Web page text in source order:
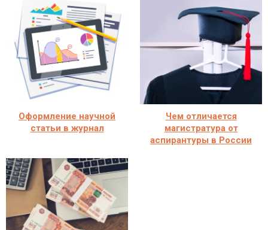
Оформление научной
статьи в журнал
Чем отличается
магистратура от
аспирантуры в России